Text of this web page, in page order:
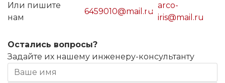
Или пишите
нам
6459010@mail.ru
arco-
iris@mail.ru
Остались вопросы?
Задайте их нашему инженеру-консультанту